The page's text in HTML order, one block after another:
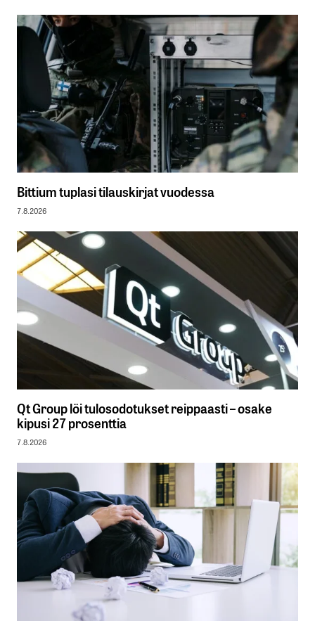
Bittium tuplasi tilauskirjat vuodessa
7.8.2026
Qt Group löi tulosodotukset reippaasti – osake
kipusi 27 prosenttia
7.8.2026